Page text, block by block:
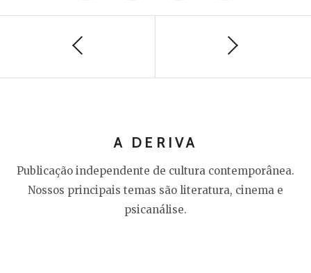
A DERIVA
Publicação independente de cultura contemporânea.
Nossos principais temas são literatura, cinema e
psicanálise.